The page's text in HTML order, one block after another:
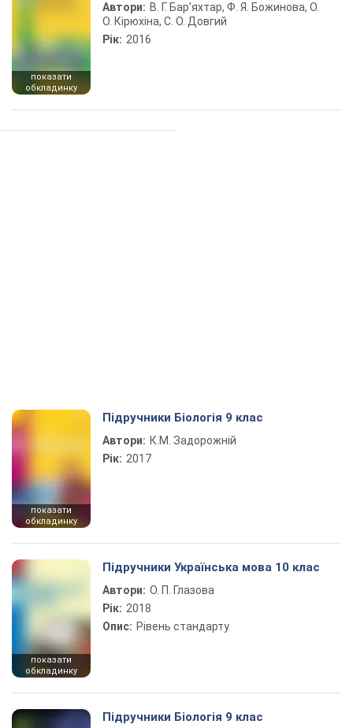
показати
обкладинку
Автори: В. Г. Бар’яхтар, Ф. Я. Божинова, О.
О. Кірюхіна, С. О. Довгий
Рік: 2016
показати
обкладинку
Підручники Біологія 9 клас
Автори: К.М. Задорожній
Рік: 2017
показати
обкладинку
Підручники Українська мова 10 клас
Автори: О. П. Глазова
Рік: 2018
Опис: Рівень стандарту
Підручники Біологія 9 клас